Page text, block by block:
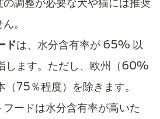
。
ドは、水分含有率が 65% 以
します。​ただし、欧州（60%
（75％程度）を​除きます。
フード​は水分含有率が高いた